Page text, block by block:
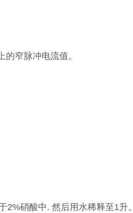
窄脉冲电流值。
硝酸中. 然后用水稀释至1升。